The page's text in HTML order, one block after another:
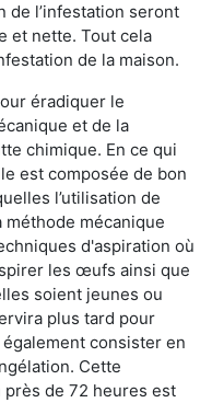
de l’infestation seront
et nette. Tout cela
de la maison.
éradiquer le
et de la
chimique. En ce qui
est composée de bon
l’utilisation de
mécanique
d'aspiration où
les œufs ainsi que
soient jeunes ou
plus tard pour
consister en
Cette
de 72 heures est